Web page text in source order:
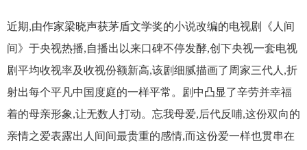
近期,由作家梁晓声获茅盾文学奖的小说改编的电视剧《人间
间》于央视热播,自播出以来口碑不停发酵,创下央视一套电视
剧平均收视率及收视份额新高,该剧细腻描画了周家三代人,折
射出每个平凡中国度庭的一样平常。剧中凸显了辛劳并幸福
着的母亲形象,让无数人打动。忘我母爱,后代反哺,这份双向的
亲情之爱表露出人间间最贵重的感情,而这份爱一样也贯串在